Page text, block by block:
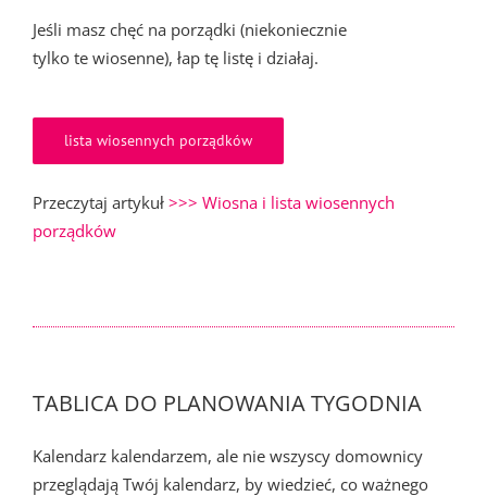
Jeśli masz chęć na porządki (niekoniecznie
tylko te wiosenne), łap tę listę i działaj.
lista wiosennych porządków
Przeczytaj artykuł >>> Wiosna i lista wiosennych
porządków
TABLICA DO PLANOWANIA TYGODNIA
Kalendarz kalendarzem, ale nie wszyscy domownicy
przeglądają Twój kalendarz, by wiedzieć, co ważnego